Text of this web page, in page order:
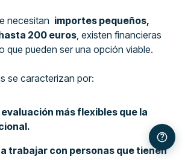
necesitan importes pequeños,
200 euros, existen financieras
que pueden ser una opción viable.
se caracterizan por:
más flexibles que la
trabajar con personas que tienen